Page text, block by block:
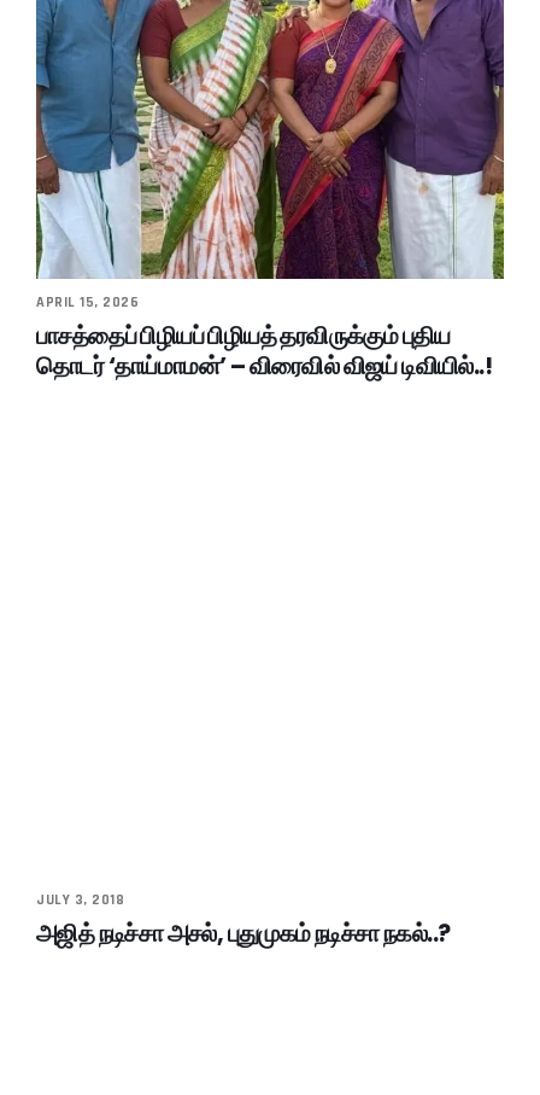
APRIL 15, 2026
பாசத்தைப் பிழியப் பிழியத் தரவிருக்கும் புதிய
தொடர் ‘தாய்மாமன்’ – விரைவில் விஜய் டிவியில்..!
JULY 3, 2018
அஜித் நடிச்சா அசல், புதுமுகம் நடிச்சா நகல்..?